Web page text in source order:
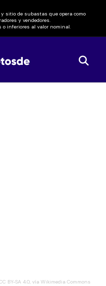
sitio de subastas que opera como
y vendedores.
o inferiores al valor nominal.
BY-SA 4.0, vía Wikimedia Commons